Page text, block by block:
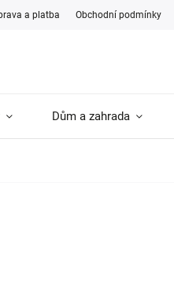
a platba Obchodní podmínky
Dům a zahrada